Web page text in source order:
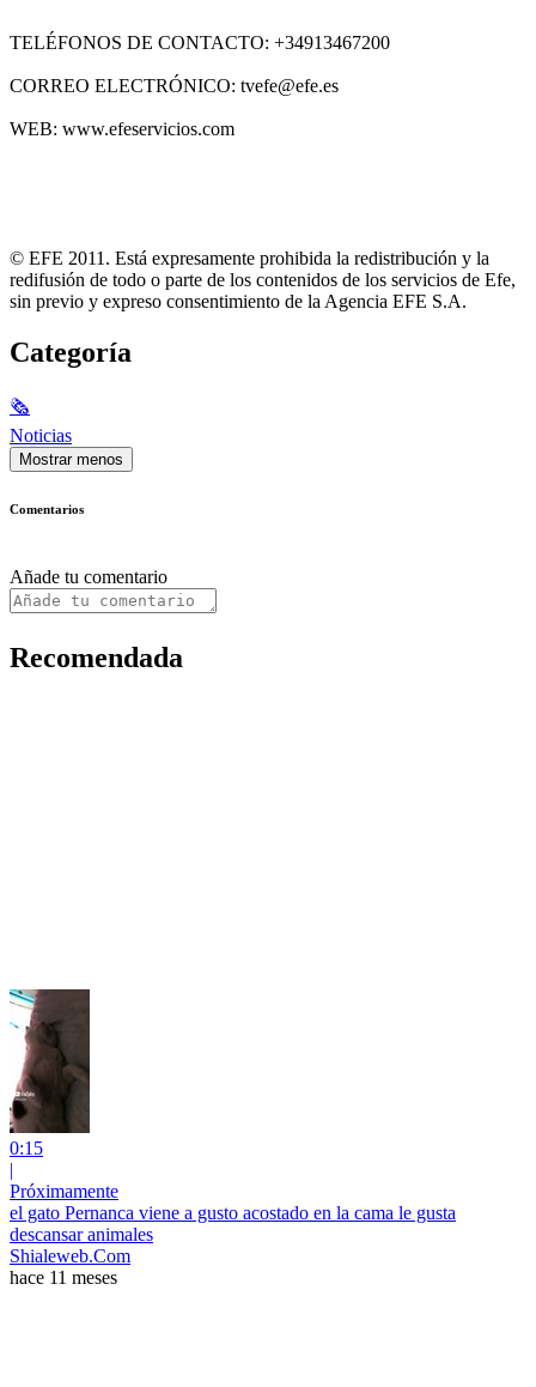
TELÉFONOS DE CONTACTO: +34913467200
CORREO ELECTRÓNICO: tvefe@efe.es
WEB: www.efeservicios.com
© EFE 2011. Está expresamente prohibida la redistribución y la
redifusión de todo o parte de los contenidos de los servicios de Efe,
sin previo y expreso consentimiento de la Agencia EFE S.A.
Categoría
🗞
Noticias
Mostrar menos
Comentarios
Añade tu comentario
Recomendada
0:15
|
Próximamente
el gato Pernanca viene a gusto acostado en la cama le gusta
descansar animales
Shialeweb.Com
hace 11 meses